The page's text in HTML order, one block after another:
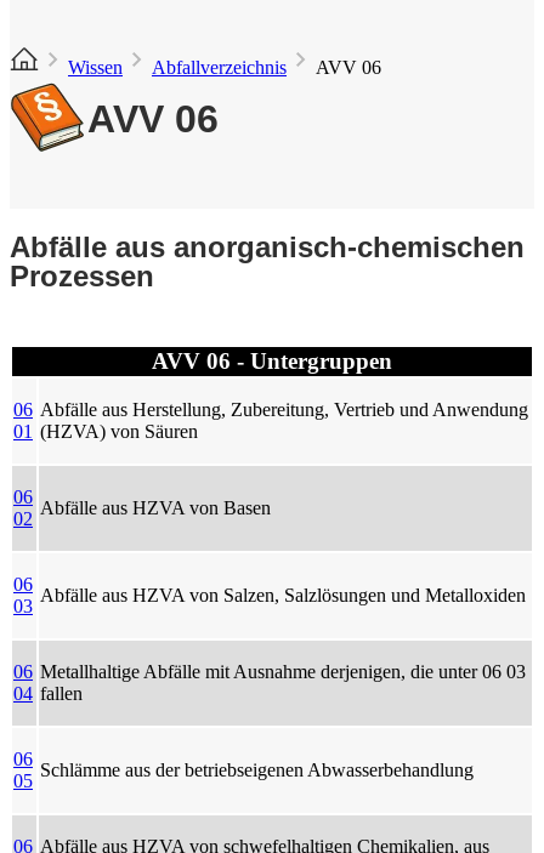
Wissen Abfallverzeichnis AVV 06
AVV 06
Abfälle aus anorganisch-chemischen
Prozessen
AVV 06 - Untergruppen
06
01
Abfälle aus Herstellung, Zubereitung, Vertrieb und Anwendung
(HZVA) von Säuren
06
02
Abfälle aus HZVA von Basen
06
03
Abfälle aus HZVA von Salzen, Salzlösungen und Metalloxiden
06
04
Metallhaltige Abfälle mit Ausnahme derjenigen, die unter 06 03
fallen
06
05
Schlämme aus der betriebseigenen Abwasserbehandlung
06 Abfälle aus HZVA von schwefelhaltigen Chemikalien, aus